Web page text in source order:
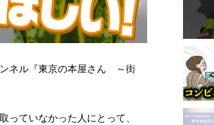
ネル『東京の本屋さん ～街
ていなかった人にとって、